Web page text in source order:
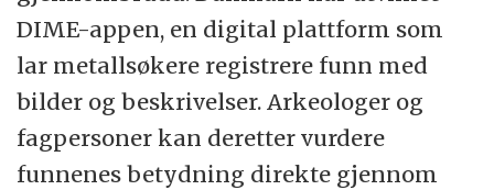
DIME-appen, en digital plattform som
lar metallsøkere registrere funn med
bilder og beskrivelser. Arkeologer og
fagpersoner kan deretter vurdere
funnenes betydning direkte gjennom